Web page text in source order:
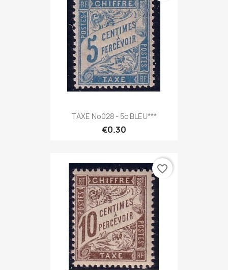
TAXE No028 - 5c BLEU***
€0.30
favorite_border